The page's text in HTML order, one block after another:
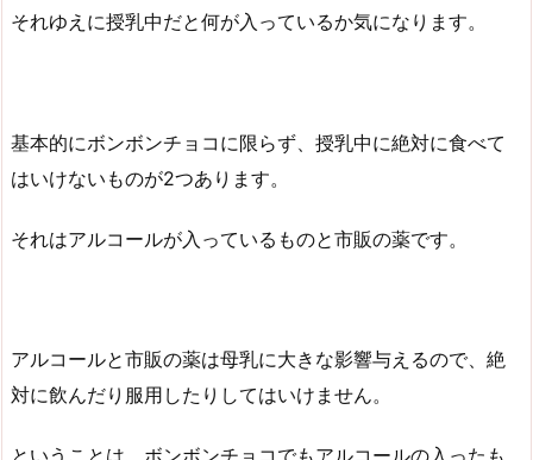
それゆえに授乳中だと何が入っているか気になります。
基本的にボンボンチョコに限らず、授乳中に絶対に食べて
はいけないものが2つあります。
それはアルコールが入っているものと市販の薬です。
アルコールと市販の薬は母乳に大きな影響与えるので、絶
対に飲んだり服用したりしてはいけません。